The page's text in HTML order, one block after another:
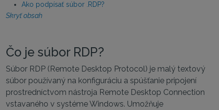
Ako podpísať súbor .RDP?
Skryť obsah
Čo je súbor RDP?
Súbor RDP (Remote Desktop Protocol) je malý textový
súbor používaný na konfiguráciu a spúšťanie pripojení
prostredníctvom nástroja Remote Desktop Connection
vstavaného v systéme Windows. Umožňuje